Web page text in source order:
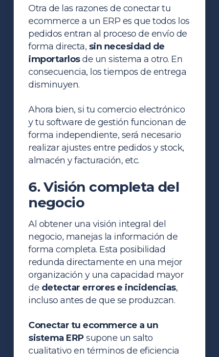
Otra de las razones de conectar tu
ecommerce a un ERP es que todos los
pedidos entran al proceso de envío de
forma directa, sin necesidad de
importarlosde un sistema a otro. En
consecuencia, los tiempos de entrega
disminuyen.
Ahora bien, si tu comercio electrónico
y tu software de gestión funcionan de
forma independiente, será necesario
realizar ajustes entre pedidos y stock,
almacén y facturación, etc.
6. Visión completa del
negocio
Al obtener una visión integral del
negocio, manejas la información de
forma completa. Esta posibilidad
redunda directamente en una mejor
organización y una capacidad mayor
de detectar errores e incidencias,
incluso antes de que se produzcan.
Conectar tu ecommerce a un
sistema ERP supone un salto
cualitativo en términos de eficiencia